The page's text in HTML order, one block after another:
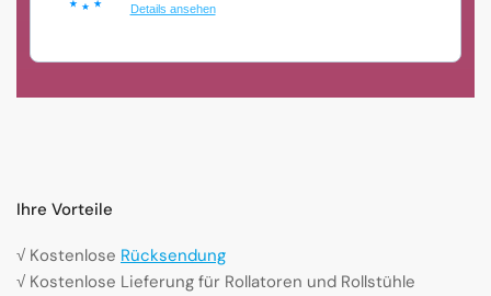
Details ansehen
Ihre Vorteile
√ Kostenlose Rücksendung
√ Kostenlose Lieferung für Rollatoren und Rollstühle